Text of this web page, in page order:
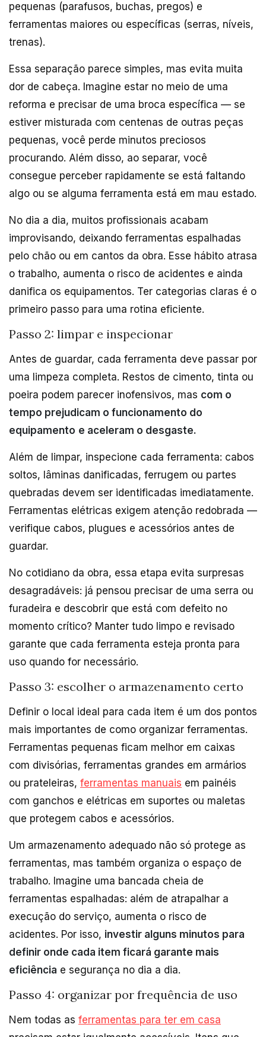
pequenas (parafusos, buchas, pregos) e
ferramentas maiores ou específicas (serras, níveis,
trenas).
Essa separação parece simples, mas evita muita
dor de cabeça. Imagine estar no meio de uma
reforma e precisar de uma broca específica — se
estiver misturada com centenas de outras peças
pequenas, você perde minutos preciosos
procurando. Além disso, ao separar, você
consegue perceber rapidamente se está faltando
algo ou se alguma ferramenta está em mau estado.
No dia a dia, muitos profissionais acabam
improvisando, deixando ferramentas espalhadas
pelo chão ou em cantos da obra. Esse hábito atrasa
o trabalho, aumenta o risco de acidentes e ainda
danifica os equipamentos. Ter categorias claras é o
primeiro passo para uma rotina eficiente.
Passo 2: limpar e inspecionar
Antes de guardar, cada ferramenta deve passar por
uma limpeza completa. Restos de cimento, tinta ou
poeira podem parecer inofensivos, mas com o
tempo prejudicam o funcionamento do
equipamento e aceleram o desgaste.
Além de limpar, inspecione cada ferramenta: cabos
soltos, lâminas danificadas, ferrugem ou partes
quebradas devem ser identificadas imediatamente.
Ferramentas elétricas exigem atenção redobrada —
verifique cabos, plugues e acessórios antes de
guardar.
No cotidiano da obra, essa etapa evita surpresas
desagradáveis: já pensou precisar de uma serra ou
furadeira e descobrir que está com defeito no
momento crítico? Manter tudo limpo e revisado
garante que cada ferramenta esteja pronta para
uso quando for necessário.
Passo 3: escolher o armazenamento certo
Definir o local ideal para cada item é um dos pontos
mais importantes de como organizar ferramentas.
Ferramentas pequenas ficam melhor em caixas
com divisórias, ferramentas grandes em armários
ou prateleiras, ferramentas manuais em painéis
com ganchos e elétricas em suportes ou maletas
que protegem cabos e acessórios.
Um armazenamento adequado não só protege as
ferramentas, mas também organiza o espaço de
trabalho. Imagine uma bancada cheia de
ferramentas espalhadas: além de atrapalhar a
execução do serviço, aumenta o risco de
acidentes. Por isso, investir alguns minutos para
definir onde cada item ficará garante mais
eficiência e segurança no dia a dia.
Passo 4: organizar por frequência de uso
Nem todas as ferramentas para ter em casa